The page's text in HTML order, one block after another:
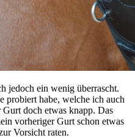
jedoch ein wenig überrascht.
probiert habe, welche ich auch
doch etwas knapp. Das
vorheriger Gurt schon etwas
Vorsicht raten.